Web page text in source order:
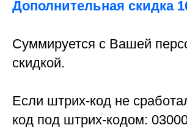
Дополнительная скидка
Суммируется с Вашей
скидкой.
Если штрих-код не
код под штрих-кодом: